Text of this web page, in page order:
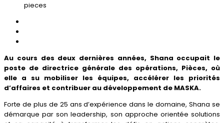
Au cours des deux dernières années, Shana occupait le
poste de directrice générale des opérations, Pièces, où
elle a su mobiliser les équipes, accélérer les priorités
d’affaires et contribuer au développement de MASKA.
Forte de plus de 25 ans d’expérience dans le domaine, Shana se
démarque par son leadership, son approche orientée solutions